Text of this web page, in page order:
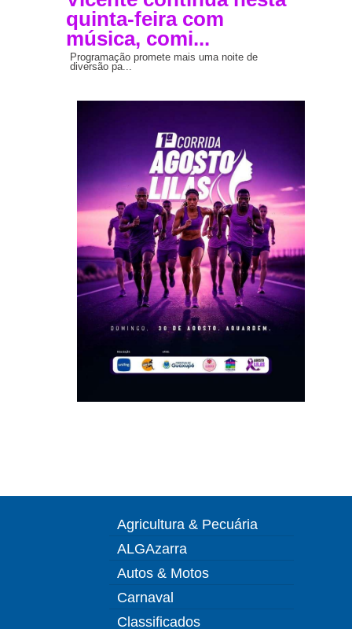
quinta-feira com
música, comi...
Programação promete mais uma noite de
diversão pa...
Agricultura & Pecuária
ALGAzarra
Autos & Motos
Carnaval
Classificados